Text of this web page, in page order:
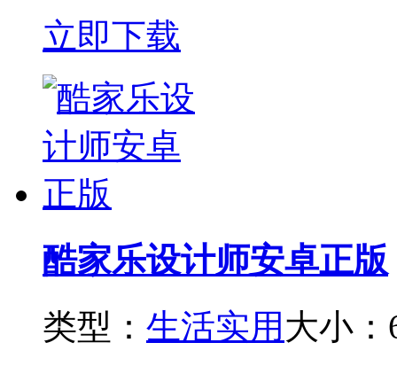
立即下载
酷家乐设计师安卓正版
类型： 生活实用 大小：